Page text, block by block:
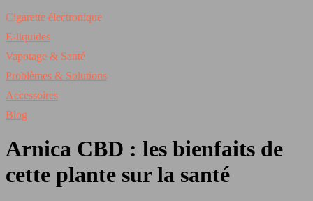
Cigarette électronique
E-liquides
Vapotage & Santé
Problèmes & Solutions
Accessoires
Blog
Arnica CBD : les bienfaits de
cette plante sur la santé